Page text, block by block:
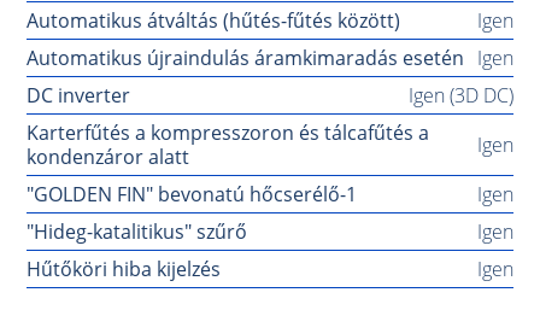
Automatikus átváltás (hűtés-fűtés között)
Igen
Automatikus újraindulás áramkimaradás esetén Igen
DC inverter
Igen (3D DC)
Karterfűtés a kompresszoron és tálcafűtés a
kondenzáror alatt
Igen
"GOLDEN FIN" bevonatú hőcserélő-1
Igen
"Hideg-katalitikus" szűrő
Igen
Hűtőköri hiba kijelzés
Igen